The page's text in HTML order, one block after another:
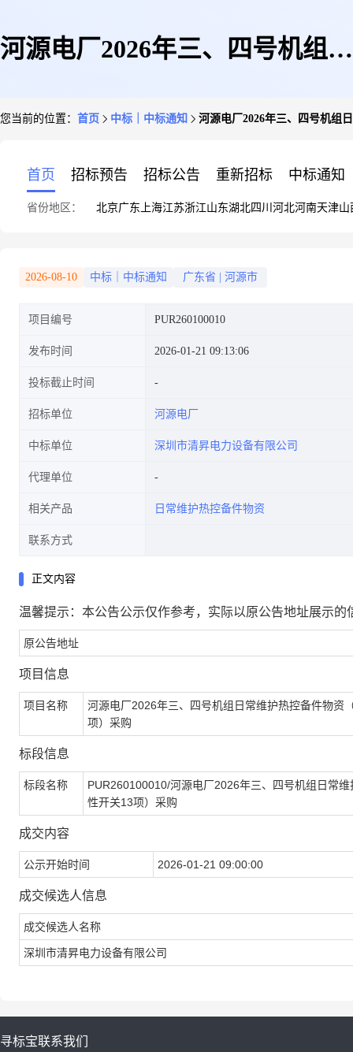
河源电厂2026年三、四号机组日
关13项)采购
您当前的位置： 首页 中标｜中标通知 河源电厂2026年三、四号机组
首页 招标预告 招标公告 重新招标 中标通知
省份地区： 北京广东 上海江苏浙江山东湖北四川 河北河南天津山
2026-08-10 中标｜中标通知 广东省 河源市
项目编号 PUR260100010
发布时间 2026-01-21 09:13:06
投标截止时间
招标单位 河源电厂
中标单位 深圳市清昇电力设备有限公司
代理单位
相关产品 日常维护热控备件物资
联系方式
正文内容
温馨提示：本公告公示仅作参考，实际以原公告地址展示的
原公告地址
项目信息
项目名称
河源电厂2026年三、四号机组日常维护热控备件物资
项）采购
标段信息
标段名称
PUR260100010/河源电厂2026年三、四号机组日常
性开关13项）采购
成交内容
公示开始时间 2026-01-21 09:00:00
成交候选人信息
成交候选人名称
深圳市清昇电力设备有限公司
寻标宝联系我们